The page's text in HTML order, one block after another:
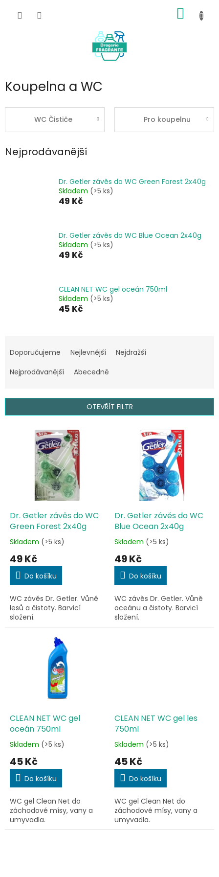
KOŠÍK
Koupelna a WC
WC Čističe Pro koupelnu
Nejprodávanější
Dr. Getler závěs do WC Green Forest 2x40g
Skladem (>5 ks)
49 Kč
Dr. Getler závěs do WC Blue Ocean 2x40g
Skladem (>5 ks)
49 Kč
CLEAN NET WC gel oceán 750ml
Skladem (>5 ks)
45 Kč
a
e
í
r
Doporučujeme Nejlevnější
Nejdražší
Nejprodávanější
Abecedně
OTEVŘÍT FILTR
d
u
Dr. Getler závěs do WC
Green Forest 2x40g
Průměrné
hodnocení
produktu
5,0
5
hvězdiček.
Skladem (>5 ks)
49 Kč
Do košíku
WC závěs Dr. Getler. Vůně
lesů a čistoty. Barvicí
složení.
Dr. Getler závěs do WC
Blue Ocean 2x40g
Průměrné
hodnocení
produktu
4,8
5
hvězdiček.
Skladem (>5 ks)
49 Kč
Do košíku
WC závěs Dr. Getler. Vůně
oceánu a čistoty. Barvicí
složení.
CLEAN NET WC gel
oceán 750ml
Průměrné
hodnocení
produktu
5,0
5
hvězdiček.
Skladem (>5 ks)
45 Kč
Do košíku
WC gel Clean Net do
záchodové mísy, vany a
umyvadla.
CLEAN NET WC gel les
750ml
Průměrné
hodnocení
produktu
5,0
5
hvězdiček.
Skladem (>5 ks)
45 Kč
Do košíku
WC gel Clean Net do
záchodové mísy, vany a
umyvadla.